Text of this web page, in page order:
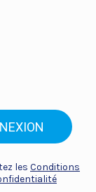
les Conditions